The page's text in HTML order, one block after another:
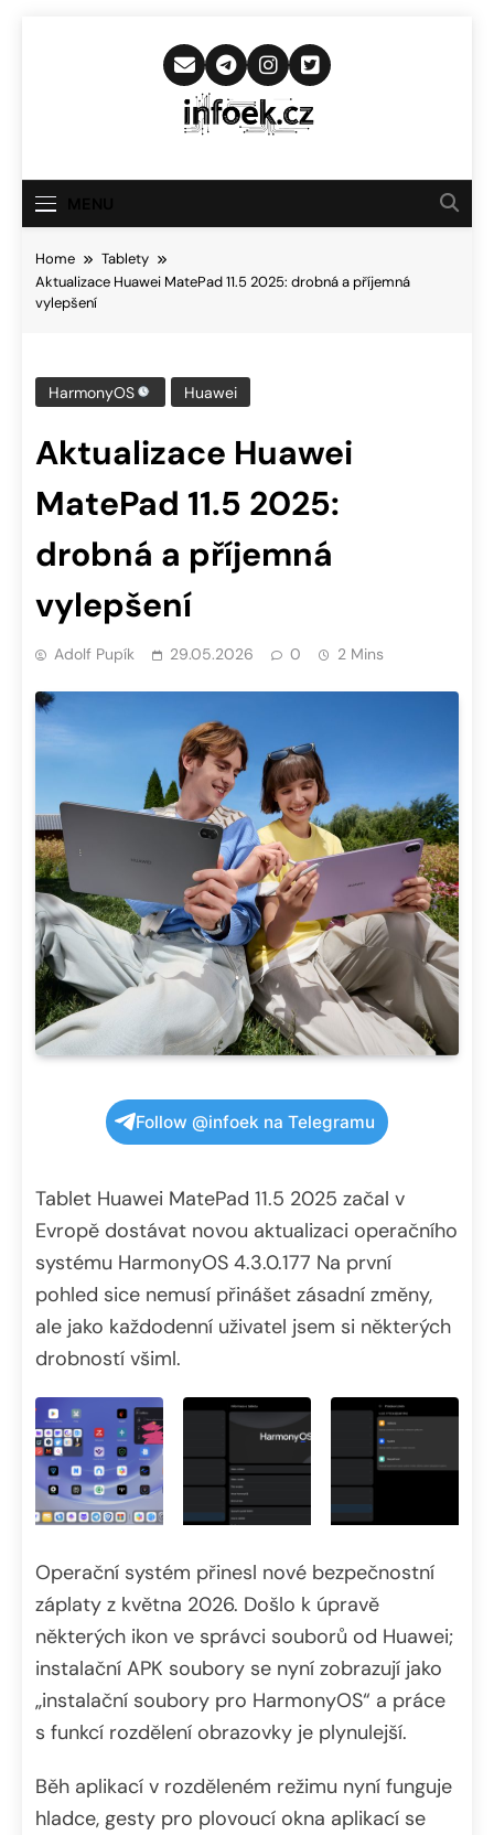
Infoek.cz
Novinkám
Home
Tablety
Aktualizace Huawei MatePad 11.5 2025: drobná a příjemná
vylepšení
HarmonyOS Huawei
Aktualizace Huawei
MatePad 11.5 2025:
drobná a příjemná
vylepšení
Adolf Pupík 29.05.2026 0 2 Mins
Follow @infoek na Telegramu
Tablet Huawei MatePad 11.5 2025 začal v
Evropě dostávat novou aktualizaci operačního
systému HarmonyOS 4.3.0.177 Na první
pohled sice nemusí přinášet zásadní změny,
ale jako každodenní uživatel jsem si některých
drobností všiml.
Operační systém přinesl nové bezpečnostní
záplaty z května 2026. Došlo k úpravě
některých ikon ve správci souborů od Huawei;
instalační APK soubory se nyní zobrazují jako
„instalační soubory pro HarmonyOS“ a práce
s funkcí rozdělení obrazovky je plynulejší.
Běh aplikací v rozděleném režimu nyní funguje
hladce, gesty pro plovoucí okna aplikací se